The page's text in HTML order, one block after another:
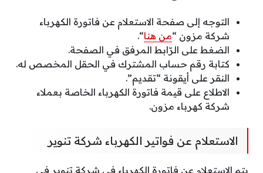
التوجه إلى صفحة الاستعلام عن فاتورة الكهرباء
شركة مزون “من هنا“.
الضغط على الرّابط المرفق في الصفحة.
كتابة رقم حساب المشترك في الحقل المخصص له.
النقر على أيقونة “تقديم”.
الاطلاع على قيمة فاتورة الكهرباء الخاصة بعملاء
شركة كهرباء مزون.
الاستعلام عن فواتير الكهرباء شركة تنوير
يتم الاستعلام عن فاتورة الكهرباء في شركة تنوير في